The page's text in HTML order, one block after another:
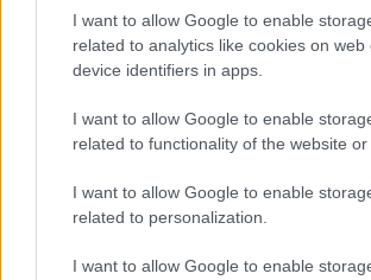
I want to allow Google to enable
related to analytics like cookies on web
device identifiers in apps.
I want to allow Google to enable
related to functionality of the website or
I want to allow Google to enable
related to personalization.
I want to allow Google to enable
Libernyákok
elemző műsor a baloldal hazugságairól
Számok és tények
elemző műsor a baloldal hazugságairól
Küzdőtér